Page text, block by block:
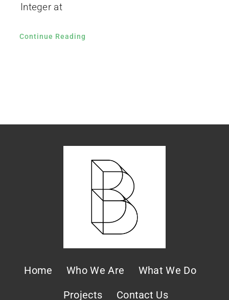
Integer at
Continue Reading
Home Who We Are
What We Do
Projects
Contact Us